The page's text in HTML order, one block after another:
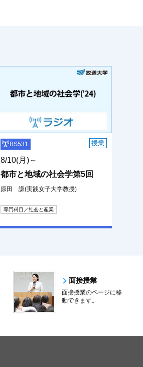
BS531 授業
8/10(月)～
都市と地域の社会学第5回
原田 謙(実践女子大学教授)
専門科目／社会と産業
面接授業
面接授業のページに移
動できます。